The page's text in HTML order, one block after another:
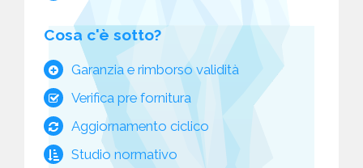
Cosa c'è sotto?
Garanzia e rimborso validità
Verifica pre fornitura
Aggiornamento ciclico
Studio normativo